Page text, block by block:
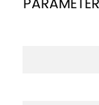
PARAMETER